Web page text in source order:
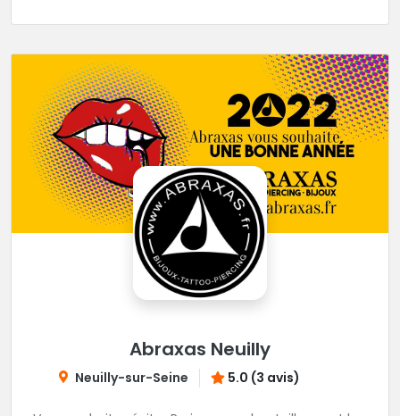
Abraxas Neuilly
Neuilly-sur-Seine 5.0 (3 avis)